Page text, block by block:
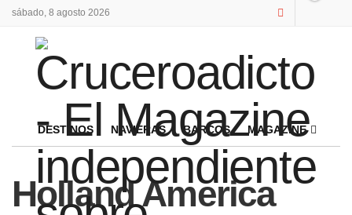
sábado, 8 agosto 2026
DESTINOS NAVIERAS BARCOS MAGAZINE
Holland America